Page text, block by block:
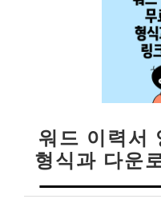
워드 이력서
형식과 다운